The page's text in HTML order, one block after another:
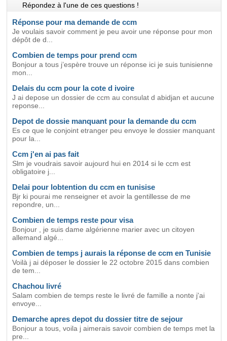
Répondez à l'une de ces questions !
Réponse pour ma demande de ccm
Je voulais savoir comment je peu avoir une réponse pour mon
dépôt de d...
Combien de temps pour prend ccm
Bonjour a tous j’espère trouve un réponse ici je suis tunisienne
mon...
Delais du ccm pour la cote d ivoire
J ai depose un dossier de ccm au consulat d abidjan et aucune
reponse...
Depot de dossie manquant pour la demande du ccm
Es ce que le conjoint etranger peu envoye le dossier manquant
pour la...
Ccm j'en ai pas fait
Slm je voudrais savoir aujourd hui en 2014 si le ccm est
obligatoire j...
Delai pour lobtention du ccm en tunisise
Bjr ki pourai me renseigner et avoir la gentillesse de me
repondre, un...
Combien de temps reste pour visa
Bonjour , je suis dame algérienne marier avec un citoyen
allemand algé...
Combien de temps j aurais la réponse de ccm en Tunisie
Voilà j ai déposer le dossier le 22 octobre 2015 dans combien
de tem...
Chachou livré
Salam combien de temps reste le livré de famille a nonte j'ai
envoye...
Demarche apres depot du dossier titre de sejour
Bonjour a tous, voila j aimerais savoir combien de temps met la
pre...